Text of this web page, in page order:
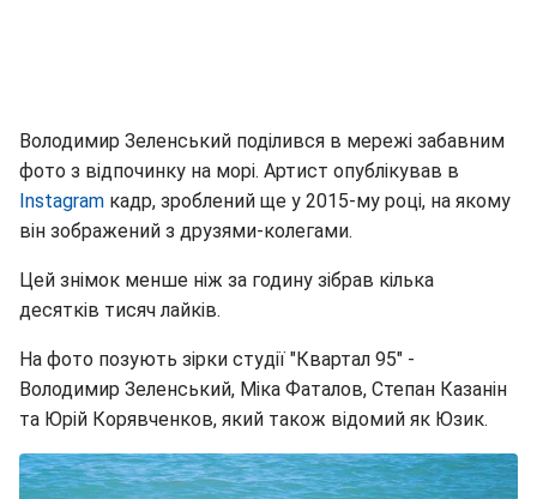
Володимир Зеленський поділився в мережі забавним
фото з відпочинку на морі. Артист опублікував в
Instagram кадр, зроблений ще у 2015-му році, на якому
він зображений з друзями-колегами.
Цей знімок менше ніж за годину зібрав кілька
десятків тисяч лайків.
На фото позують зірки студії "Квартал 95" -
Володимир Зеленський, Міка Фаталов, Степан Казанін
та Юрій Корявченков, який також відомий як Юзик.